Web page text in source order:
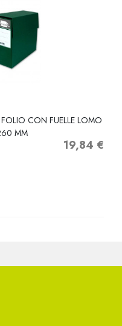
FOLIO CON FUELLE LOMO
MM
Precio
19,84 €